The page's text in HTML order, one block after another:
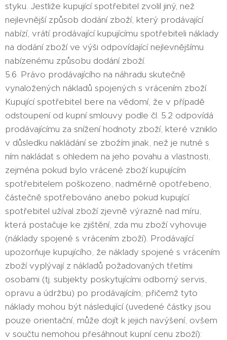
styku. Jestliže kupující spotřebitel zvolil jiný, než
nejlevnější způsob dodání zboží, který prodávající
nabízí, vrátí prodávající kupujícímu spotřebiteli náklady
na dodání zboží ve výši odpovídající nejlevnějšímu
nabízenému způsobu dodání zboží.
5.6. Právo prodávajícího na náhradu skutečně
vynaložených nákladů spojených s vrácením zboží.
Kupující spotřebitel bere na vědomí, že v případě
odstoupení od kupní smlouvy podle čl. 5.2 odpovídá
prodávajícímu za snížení hodnoty zboží, které vzniklo
v důsledku nakládání se zbožím jinak, než je nutné s
ním nakládat s ohledem na jeho povahu a vlastnosti,
zejména pokud bylo vrácené zboží kupujícím
spotřebitelem poškozeno, nadměrně opotřebeno,
částečně spotřebováno anebo pokud kupující
spotřebitel užíval zboží zjevně výrazně nad míru,
která postačuje ke zjištění, zda mu zboží vyhovuje
(náklady spojené s vrácením zboží). Prodávající
upozorňuje kupujícího, že náklady spojené s vrácením
zboží vyplývají z nákladů požadovaných třetími
osobami (tj. subjekty poskytujícími odborný servis,
opravu a údržbu) po prodávajícím, přičemž tyto
náklady mohou být následující (uvedené částky jsou
pouze orientační, může dojít k jejich navýšení, ovšem
v součtu nemohou přesáhnout kupní cenu zboží):